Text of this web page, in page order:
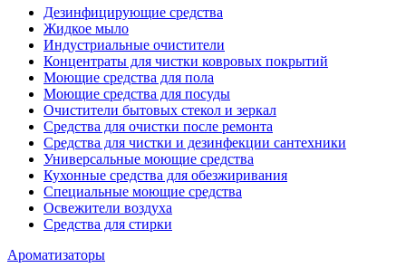
Дезинфицирующие средства
Жидкое мыло
Индустриальные очистители
Концентраты для чистки ковровых покрытий
Моющие средства для пола
Моющие средства для посуды
Очистители бытовых стекол и зеркал
Средства для очистки после ремонта
Средства для чистки и дезинфекции сантехники
Универсальные моющие средства
Кухонные средства для обезжиривания
Специальные моющие средства
Освежители воздуха
Средства для стирки
Ароматизаторы